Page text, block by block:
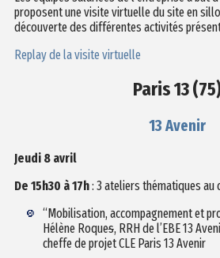
proposent une visite virtuelle du site en
découverte des différentes activités
Replay de la visite virtuelle
Paris 13
13 Avenir
Jeudi 8 avril
De 15h30 à 17h: 3 ateliers thématiques au
“Mobilisation, accompagnement et
Hélène Roques, RRH de l’EBE 13
cheffe de projet CLE Paris 13 Avenir